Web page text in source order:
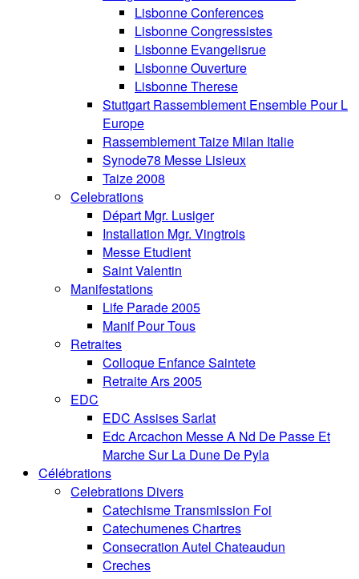
Lisbonne Conferences
Lisbonne Congressistes
Lisbonne Evangelisrue
Lisbonne Ouverture
Lisbonne Therese
Stuttgart Rassemblement Ensemble Pour L
Europe
Rassemblement Taize Milan Italie
Synode78 Messe Lisieux
Taize 2008
Celebrations
Départ Mgr. Lusiger
Installation Mgr. Vingtrois
Messe Etudient
Saint Valentin
Manifestations
Life Parade 2005
Manif Pour Tous
Retraites
Colloque Enfance Saintete
Retraite Ars 2005
EDC
EDC Assises Sarlat
Edc Arcachon Messe A Nd De Passe Et
Marche Sur La Dune De Pyla
Célébrations
Celebrations Divers
Catechisme Transmission Foi
Catechumenes Chartres
Consecration Autel Chateaudun
Creches